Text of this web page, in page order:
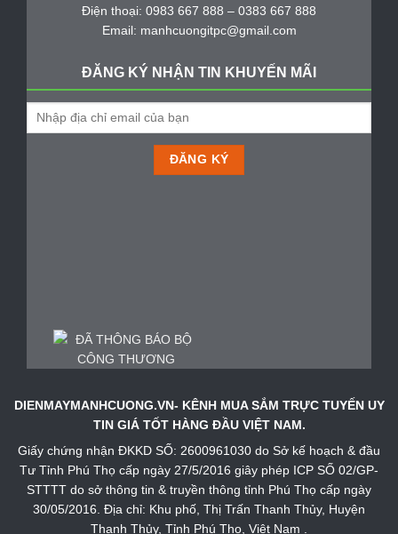
Điện thoại: 0983 667 888 – 0383 667 888
Email: manhcuongitpc@gmail.com
ĐĂNG KÝ NHẬN TIN KHUYẾN MÃI
DIENMAYMANHCUONG.VN- KÊNH MUA SẮM TRỰC TUYẾN UY
TIN GIÁ TỐT HÀNG ĐẦU VIỆT NAM.
Giấy chứng nhận ĐKKD SỐ: 2600961030 do Sở kế hoạch & đầu
Tư Tỉnh Phú Thọ cấp ngày 27/5/2016 giây phép ICP SỐ 02/GP-
STTTT do sở thông tin & truyền thông tỉnh Phú Thọ cấp ngày
30/05/2016. Địa chỉ: Khu phố, Thị Trấn Thanh Thủy, Huyện
Thanh Thủy, Tỉnh Phú Thọ, Việt Nam .